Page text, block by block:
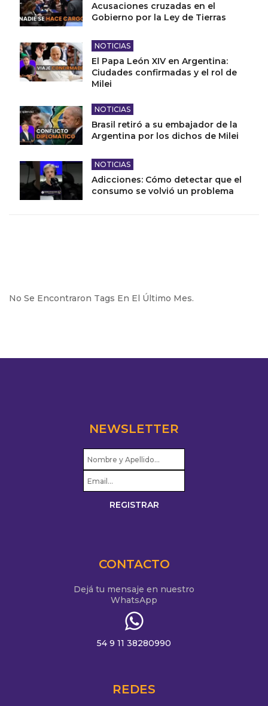
Acusaciones cruzadas en el
Gobierno por la Ley de Tierras
NOTICIAS
El Papa León XIV en Argentina:
Ciudades confirmadas y el rol de
Milei
NOTICIAS
Brasil retiró a su embajador de la
Argentina por los dichos de Milei
NOTICIAS
Adicciones: Cómo detectar que el
consumo se volvió un problema
No Se Encontraron Tags En El Último Mes.
NEWSLETTER
CONTACTO
Dejá tu mensaje en nuestro
WhatsApp
54 9 11 38280990
REDES